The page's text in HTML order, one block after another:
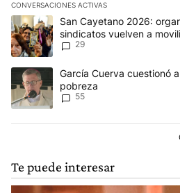
CONVERSACIONES ACTIVAS
Este listado muestra los artículos
Un artículo de tendencia con el
San Cayetano 2026:
sindicatos vuelven a
reclamos al Gobierno
29
Un artículo de tendencia con el
García Cuerva cuestionó
pobreza
55